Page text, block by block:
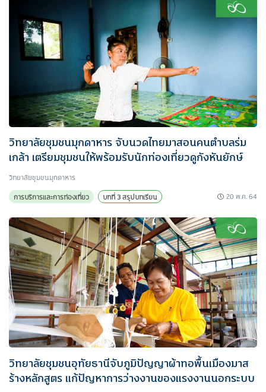
วิทยาลัยชุมชนมุกดาหาร จับนวดไทยมาสอนคนตำบลร่ม
เกล้า เตรียมชุมชนให้พร้อมรับนักท่องเที่ยวดูกังหันยักษ์
วิทยาลัยชุมชนมุกดาหาร
การบริการและการท่องเที่ยว
บทที่ 3 สรุปบทเรียน 20 พ.ค. 64
วิทยาลัยชุมชนอุทัยธานีจับภูมิปัญญาผ้าทอพื้นเมืองมาส
ร้างหลักสูตร แก้ปัญหาการว่างงานของแรงงานนอกระบบ